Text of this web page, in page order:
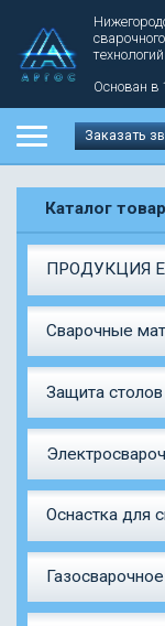
технологий
Основан в
Заказать
Каталог
ПРОДУКЦИЯ
Сварочные
Защита
Оснастка для